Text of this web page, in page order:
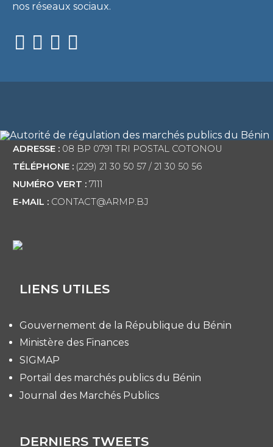
nos réseaux sociaux.
ADRESSE :08 BP 0791 TRI POSTAL COTONOU
TÉLÉPHONE :(229) 21 30 50 57 / 21 30 50 56
NUMÉRO VERT :7111
E-MAIL :CONTACT@ARMP.BJ
LIENS UTILES
Gouvernement de la République du Bénin
Ministère des Finances
SIGMAP
Portail des marchés publics du Bénin
Journal des Marchés Publics
DERNIERS TWEETS